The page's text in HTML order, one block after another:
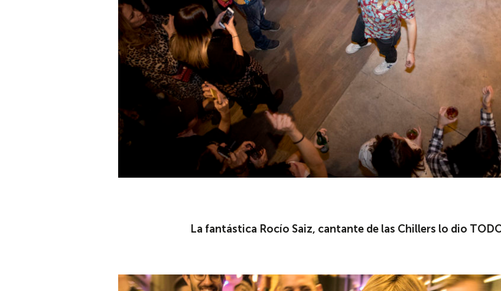
La fantástica Rocío Saiz, cantante de las Chillers lo dio